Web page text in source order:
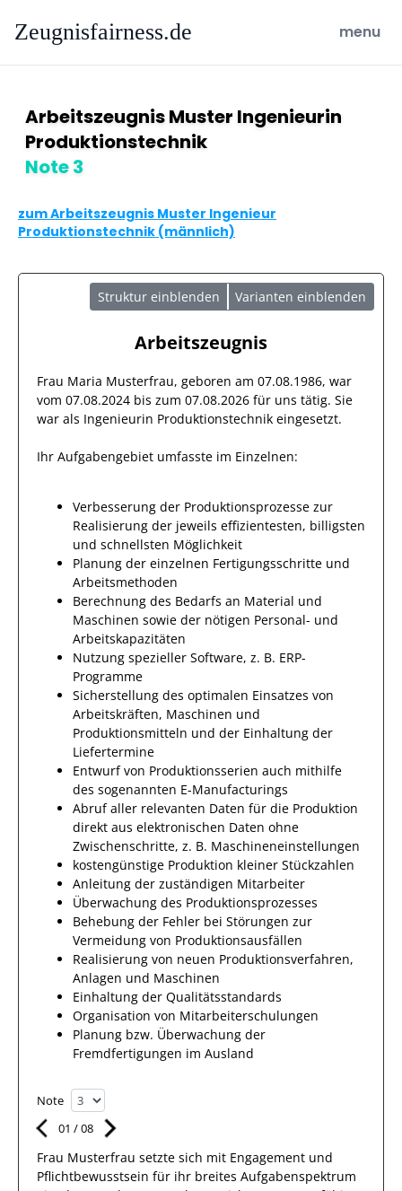
Zeugnisfairness.de open
menu
Arbeitszeugnis Muster Ingenieurin
Produktionstechnik
Note 3
zum Arbeitszeugnis Muster Ingenieur
Produktionstechnik (männlich)
Struktur einblenden Varianten einblenden
Arbeitszeugnis
Frau Maria Musterfrau, geboren am 07.08.1986, war
vom 07.08.2024 bis zum 07.08.2026 für uns tätig. Sie
war als Ingenieurin Produktionstechnik eingesetzt.
Ihr Aufgabengebiet umfasste im Einzelnen:
Verbesserung der Produktionsprozesse zur
Realisierung der jeweils effizientesten, billigsten
und schnellsten Möglichkeit
Planung der einzelnen Fertigungsschritte und
Arbeitsmethoden
Berechnung des Bedarfs an Material und
Maschinen sowie der nötigen Personal- und
Arbeitskapazitäten
Nutzung spezieller Software, z. B. ERP-
Programme
Sicherstellung des optimalen Einsatzes von
Arbeitskräften, Maschinen und
Produktionsmitteln und der Einhaltung der
Liefertermine
Entwurf von Produktionsserien auch mithilfe
des sogenannten E-Manufacturings
Abruf aller relevanten Daten für die Produktion
direkt aus elektronischen Daten ohne
Zwischenschritte, z. B. Maschineneinstellungen
kostengünstige Produktion kleiner Stückzahlen
Anleitung der zuständigen Mitarbeiter
Überwachung des Produktionsprozesses
Behebung der Fehler bei Störungen zur
Vermeidung von Produktionsausfällen
Realisierung von neuen Produktionsverfahren,
Anlagen und Maschinen
Einhaltung der Qualitätsstandards
Organisation von Mitarbeiterschulungen
Planung bzw. Überwachung der
Fremdfertigungen im Ausland
Note
01 /08
Frau Musterfrau setzte sich mit Engagement und
Pflichtbewusstsein für ihr breites Aufgabenspektrum